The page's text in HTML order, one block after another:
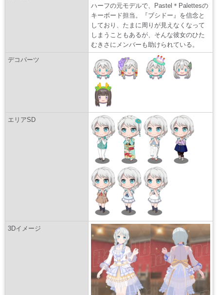
ハーフの元モデルで、Pastel＊Palettesの
キーボード担当。『ブシドー』を信念と
しており、たまに周りが見えなくなって
しまうこともあるが、そんな彼女のひた
むきさにメンバーも助けられている。
デコパーツ
エリアSD
3Dイメージ